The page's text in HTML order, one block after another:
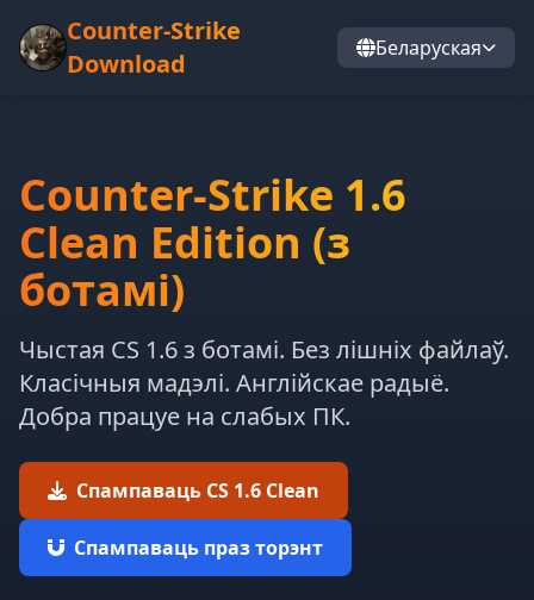
Counter-Strike
Download
Беларуская
Counter-Strike 1.6
Clean Edition (з
ботамі)
Чыстая CS 1.6 з ботамі. Без лішніх файлаў.
Класічныя мадэлі. Англійскае радыё.
Добра працуе на слабых ПК.
Спампаваць CS 1.6 Clean
Спампаваць праз торэнт